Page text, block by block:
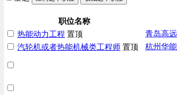
职位名称
热能动力工程 置顶 青岛高
汽轮机或者热能机械类工程师 置顶 杭州华